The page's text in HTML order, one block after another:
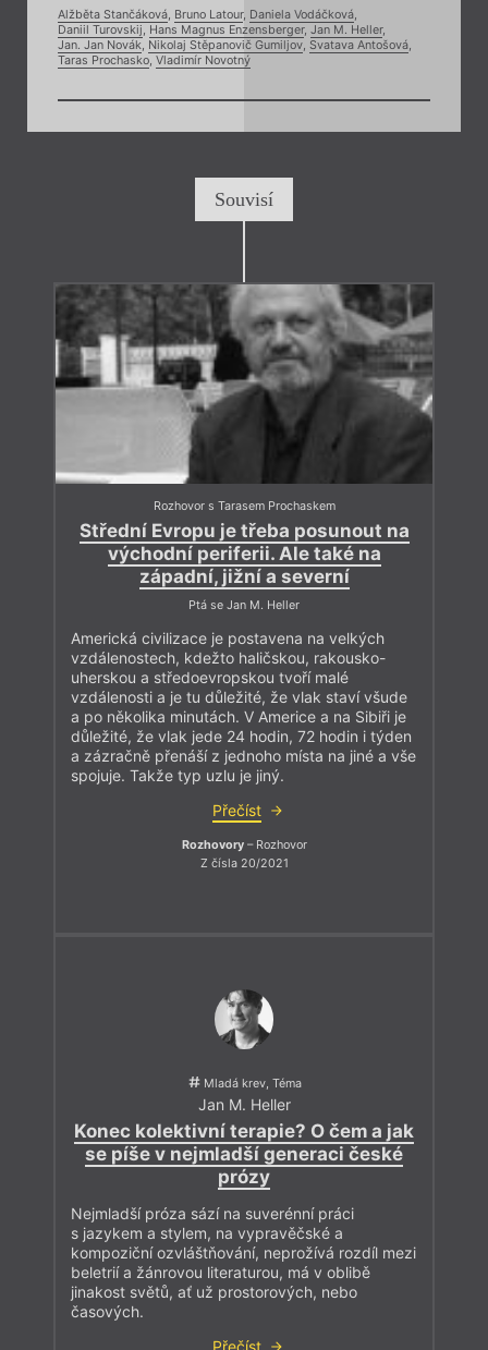
Alžběta Stančáková, Bruno Latour, Daniela Vodáčková,
Daniil Turovskij, Hans Magnus Enzensberger, Jan M. Heller,
Jan. Jan Novák, Nikolaj Stěpanovič Gumiljov, Svatava Antošová,
Taras Prochasko, Vladimír Novotný
Souvisí
Rozhovor s Tarasem Prochaskem
Střední Evropu je třeba posunout na
východní periferii. Ale také na
západní, jižní a severní
Ptá se Jan M. Heller
Americká civilizace je postavena na velkých
vzdálenostech, kdežto haličskou, rakousko-
uherskou a středoevropskou tvoří malé
vzdálenosti a je tu důležité, že vlak staví všude
a po několika minutách. V Americe a na Sibiři je
důležité, že vlak jede 24 hodin, 72 hodin i týden
a zázračně přenáší z jednoho místa na jiné a vše
spojuje. Takže typ uzlu je jiný.
Přečíst
Rozhovory– Rozhovor
Z čísla 20/2021
Mladá krev, Téma
Jan M. Heller
Konec kolektivní terapie? O čem a jak
se píše v nejmladší generaci české
prózy
Nejmladší próza sází na suverénní práci
s jazykem a stylem, na vypravěčské a
kompoziční ozvláštňování, neprožívá rozdíl mezi
beletrií a žánrovou literaturou, má v oblibě
jinakost světů, ať už prostorových, nebo
časových.
Přečíst